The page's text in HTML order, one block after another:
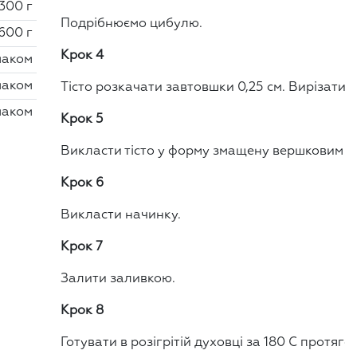
г
г
Подрібнюємо цибулю.
Крок 4
Тісто розкачати завтовшки 0,25 см.
Крок 5
Викласти тісто у форму змащену
Крок 6
Викласти начинку.
Крок 7
Залити заливкою.
Крок 8
Готувати в розігрітій духовці за 180 С